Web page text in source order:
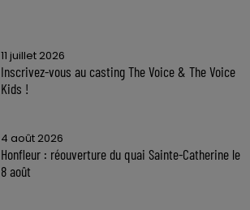
11 juillet 2026
Inscrivez-vous au casting The Voice & The Voice
Kids !
4 août 2026
Honfleur : réouverture du quai Sainte-Catherine le
8 août